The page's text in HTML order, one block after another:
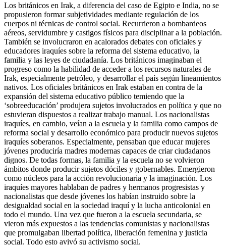
Los británicos en Irak, a diferencia del caso de Egipto e India, no se
propusieron formar subjetividades mediante regulación de los
cuerpos ni técnicas de control social. Recurrieron a bombardeos
aéreos, servidumbre y castigos físicos para disciplinar a la población.
También se involucraron en acalorados debates con oficiales y
educadores iraquíes sobre la reforma del sistema educativo, la
familia y las leyes de ciudadanía. Los británicos imaginaban el
progreso como la habilidad de acceder a los recursos naturales de
Irak, especialmente petróleo, y desarrollar el país según lineamientos
nativos. Los oficiales británicos en Irak estaban en contra de la
expansión del sistema educativo público temiendo que la
‘sobreeducación’ produjera sujetos involucrados en política y que no
estuvieran dispuestos a realizar trabajo manual. Los nacionalistas
iraquíes, en cambio, veían a la escuela y la familia como campos de
reforma social y desarrollo económico para producir nuevos sujetos
iraquíes soberanos. Especialmente, pensaban que educar mujeres
jóvenes produciría madres modernas capaces de criar ciudadanos
dignos. De todas formas, la familia y la escuela no se volvieron
ámbitos donde producir sujetos dóciles y gobernables. Emergieron
como núcleos para la acción revolucionaria y la imaginación. Los
iraquíes mayores hablaban de padres y hermanos progresistas y
nacionalistas que desde jóvenes los habían instruido sobre la
desigualdad social en la sociedad iraquí y la lucha anticolonial en
todo el mundo. Una vez que fueron a la escuela secundaria, se
vieron más expuestos a las tendencias comunistas y nacionalistas
que promulgaban libertad política, liberación femenina y justicia
social. Todo esto avivó su activismo social.